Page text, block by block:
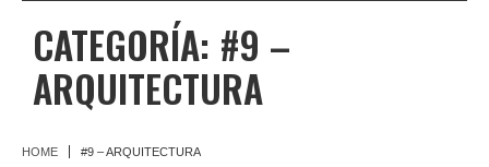
CATEGORÍA: #9 –
ARQUITECTURA
HOME #9 – ARQUITECTURA